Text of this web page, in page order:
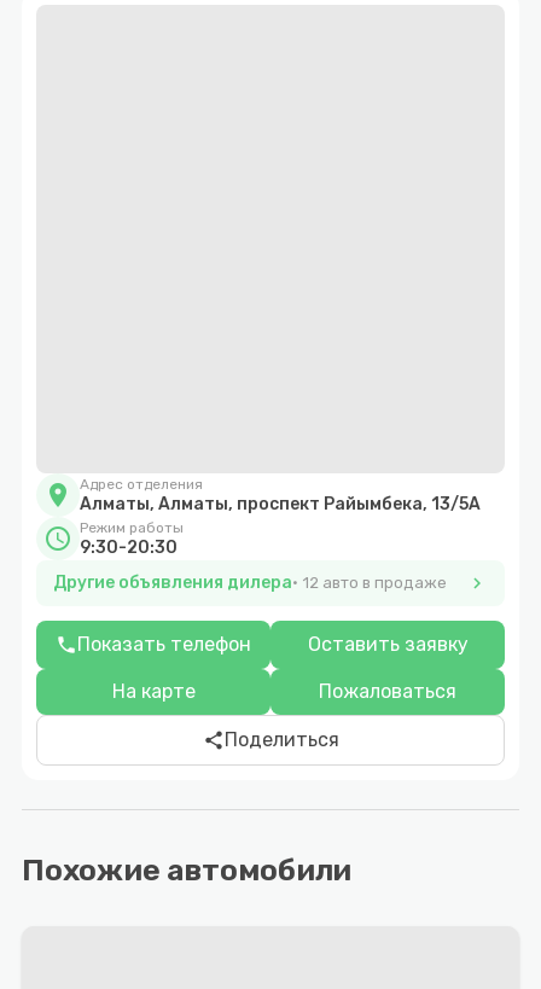
location_on Адрес отделения
Алматы, Алматы, проспект Райымбека, 13/5А
schedule Режим работы
9:30-20:30
Другие объявления дилера
12 авто в продаже chevron_right
phoneПоказать телефон Оставить заявку
На карте Пожаловаться
shareПоделиться
Похожие автомобили